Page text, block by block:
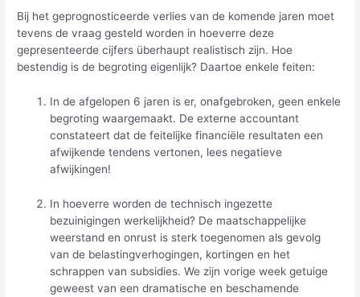
Bij het geprognosticeerde verlies van de komende jaren moet
tevens de vraag gesteld worden in hoeverre deze
gepresenteerde cijfers überhaupt realistisch zijn. Hoe
bestendig is de begroting eigenlijk? Daartoe enkele feiten:
In de afgelopen 6 jaren is er, onafgebroken, geen enkele
begroting waargemaakt. De externe accountant
constateert dat de feitelijke financiële resultaten een
afwijkende tendens vertonen, lees negatieve
afwijkingen!
In hoeverre worden de technisch ingezette
bezuinigingen werkelijkheid? De maatschappelijke
weerstand en onrust is sterk toegenomen als gevolg
van de belastingverhogingen, kortingen en het
schrappen van subsidies. We zijn vorige week getuige
geweest van een dramatische en beschamende